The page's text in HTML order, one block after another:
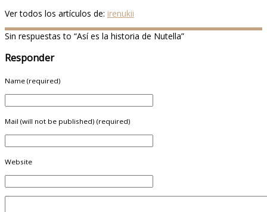
Ver todos los artículos de: irenukii
Sin respuestas to “Así es la historia de Nutella”
Responder
Name (required)
Mail (will not be published) (required)
Website